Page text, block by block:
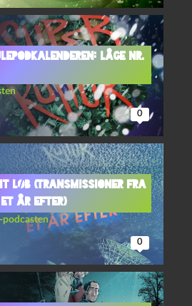
Låge nr.
0
løb (Transmissioner fra
år efter)
0